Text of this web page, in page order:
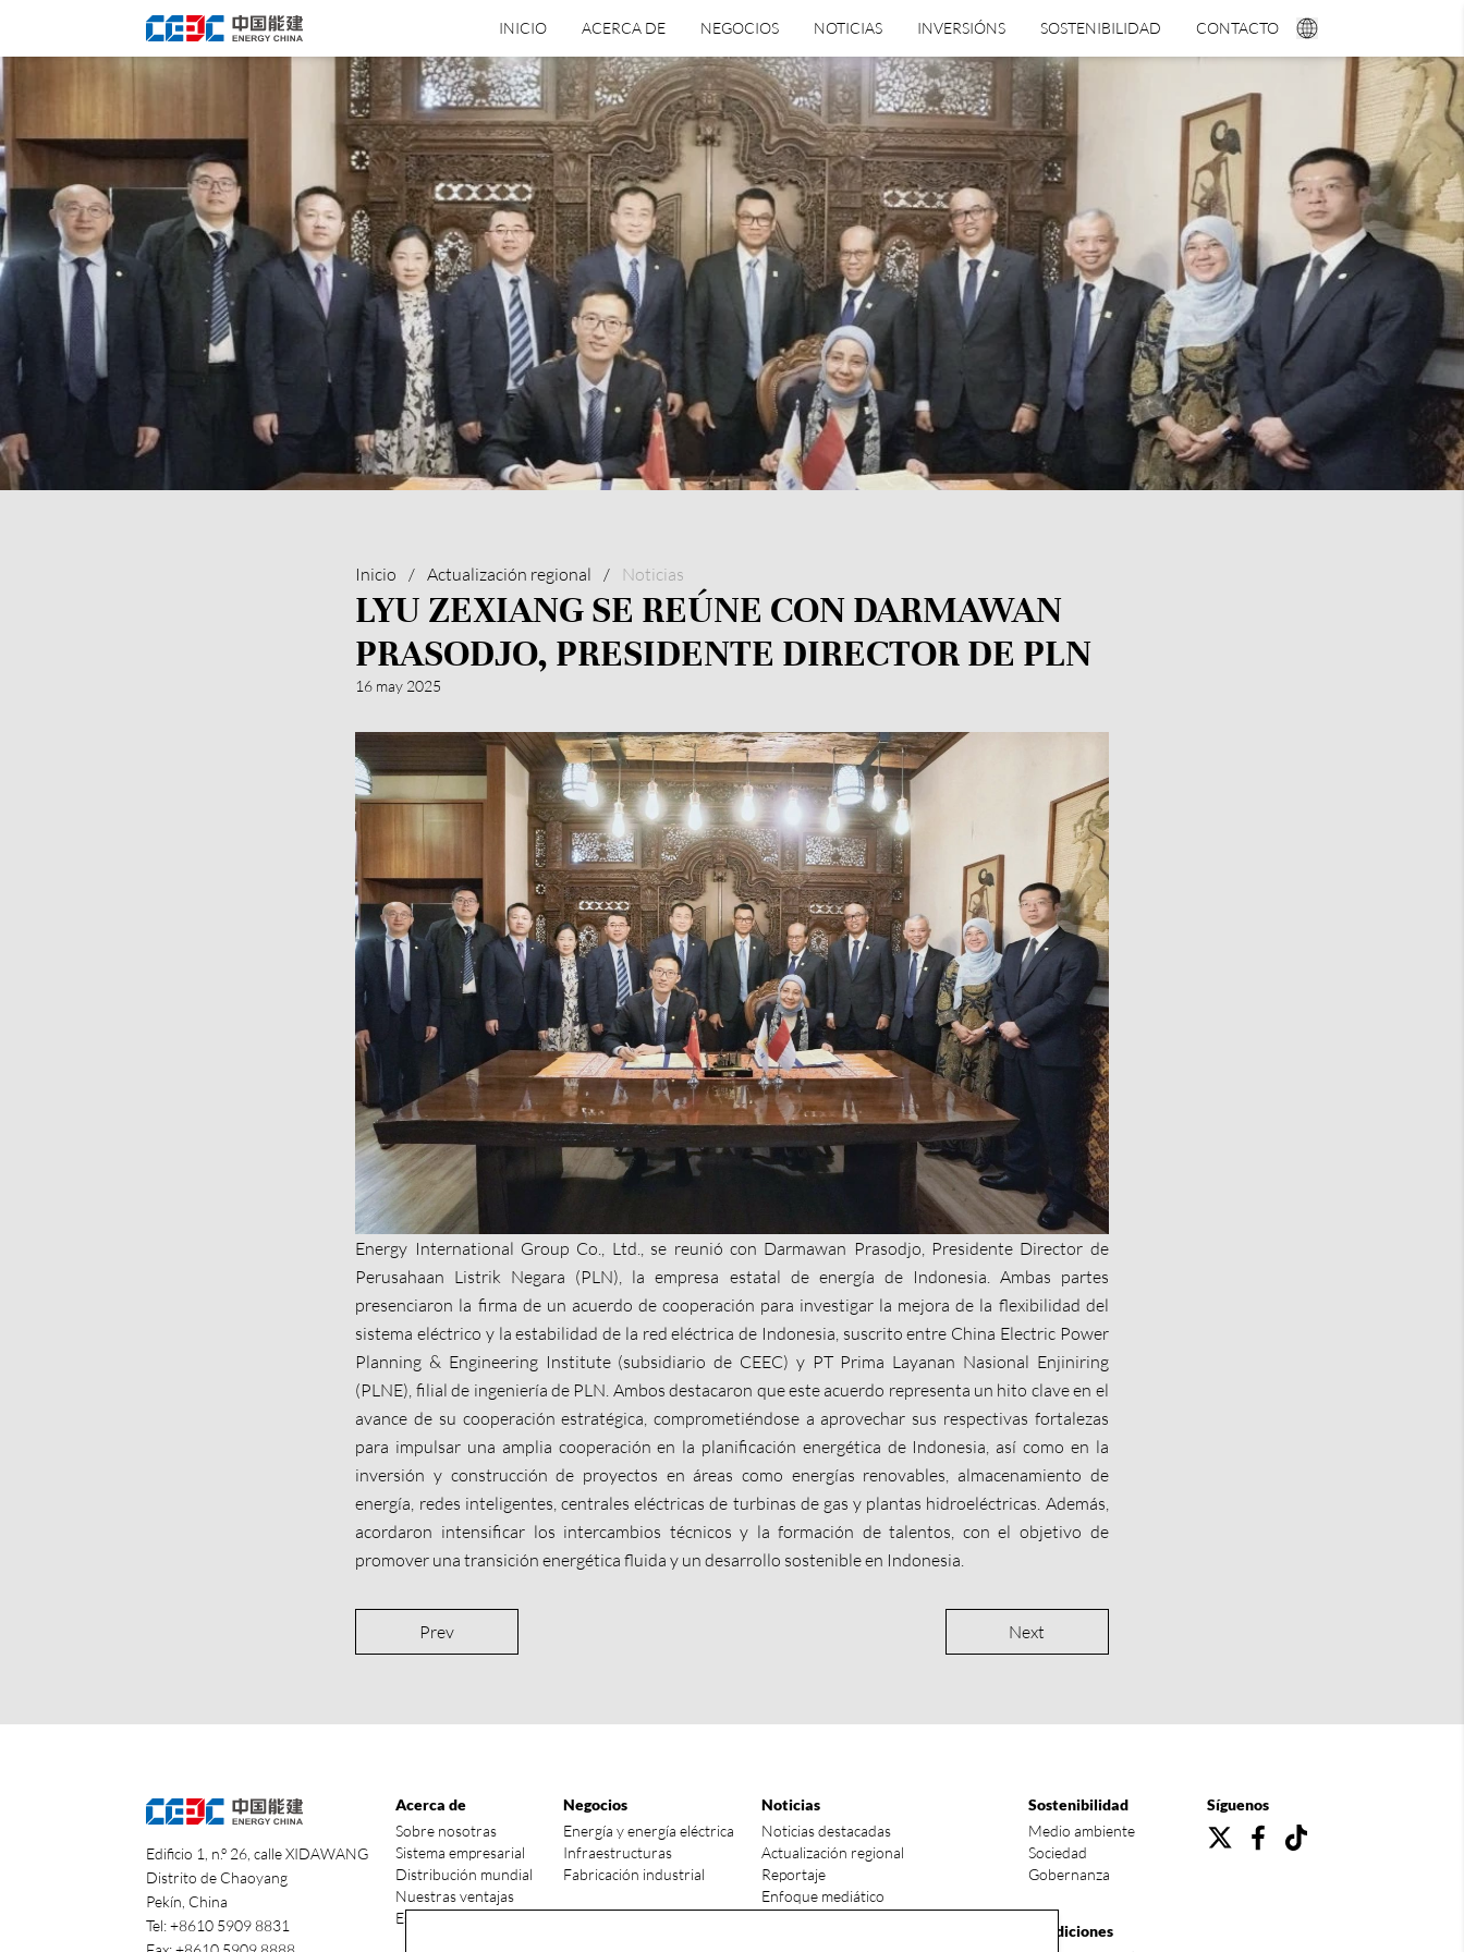
INICIO ACERCA DE NEGOCIOS NOTICIAS INVERSIÓNS SOSTENIBILIDAD CONTACTO
Inicio / Actualización regional / Noticias
LYU ZEXIANG SE REÚNE CON DARMAWAN
PRASODJO, PRESIDENTE DIRECTOR DE PLN
16 may 2025
Energy International Group Co., Ltd., se reunió con Darmawan Prasodjo, Presidente Director de
Perusahaan Listrik Negara (PLN), la empresa estatal de energía de Indonesia. Ambas partes
presenciaron la firma de un acuerdo de cooperación para investigar la mejora de la flexibilidad del
sistema eléctrico y la estabilidad de la red eléctrica de Indonesia, suscrito entre China Electric Power
Planning & Engineering Institute (subsidiario de CEEC) y PT Prima Layanan Nasional Enjiniring
(PLNE), filial de ingeniería de PLN. Ambos destacaron que este acuerdo representa un hito clave en el
avance de su cooperación estratégica, comprometiéndose a aprovechar sus respectivas fortalezas
para impulsar una amplia cooperación en la planificación energética de Indonesia, así como en la
inversión y construcción de proyectos en áreas como energías renovables, almacenamiento de
energía, redes inteligentes, centrales eléctricas de turbinas de gas y plantas hidroeléctricas. Además,
acordaron intensificar los intercambios técnicos y la formación de talentos, con el objetivo de
promover una transición energética fluida y un desarrollo sostenible en Indonesia.
Prev Next
Edificio 1, n.º 26, calle XIDAWANG
Distrito de Chaoyang
Pekín, China
Tel: +8610 5909 8831
Acerca de
Sobre nosotras
Sistema empresarial
Distribución mundial
Nuestras ventajas
Estado de la industria
Negocios
Energía y energía eléctrica
Infraestructuras
Fabricación industrial
Noticias
Noticias destacadas
Actualización regional
Reportaje
Enfoque mediático
Sostenibilidad
Medio ambiente
Sociedad
Gobernanza
Condiciones
Síguenos